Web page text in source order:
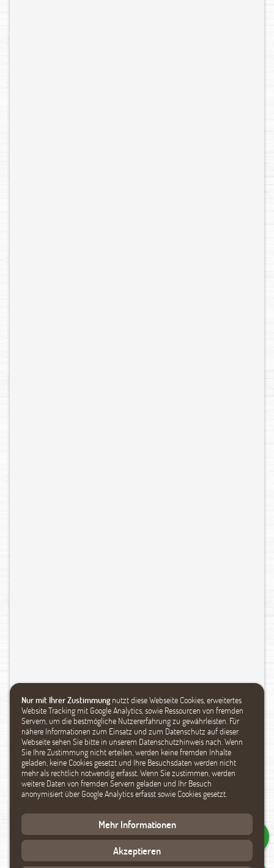
Nur mit Ihrer Zustimmung nutzt diese Webseite Cookies, erweitertes
Website Tracking mit Google Analytics, sowie Ressourcen von fremden
Servern, um die bestmögliche Nutzererfahrung zu gewährleisten. Für
nähere Informationen zum Einsatz und zum Datenschutz auf dieser
Webseite sehen Sie bitte in unserem Datenschutzhinweis nach. Wenn
Sie Ihre Zustimmung nicht erteilen, werden keine fremden Inhalte
geladen, keine Cookies gesetzt und Ihre Besuchsdaten werden nicht
mehr als rechtlich notwendig erfasst. Wenn Sie zustimmen, werden
weitere Daten von fremden Servern geladen und Ihr Besuch
anonymisiert über Google Analytics erfasst sowie Cookies gesetzt.
Mehr Informationen
Akzeptieren